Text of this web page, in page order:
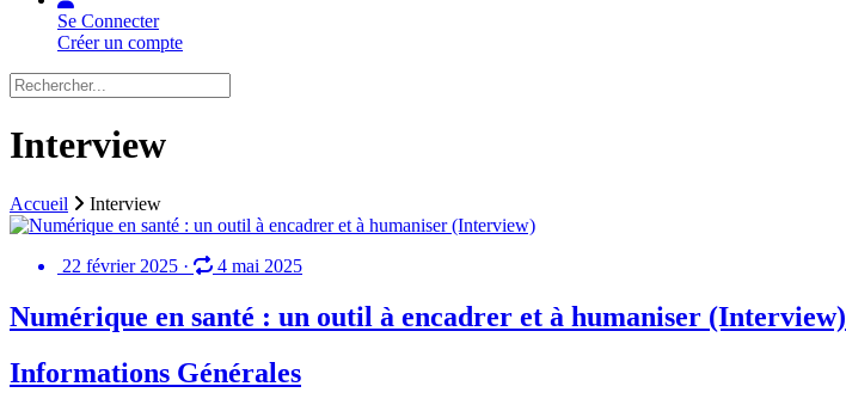
Se Connecter
Créer un compte
Interview
Accueil Interview
22 février 2025 · 4 mai 2025
Numérique en santé : un outil à encadrer et à humaniser (Interview)
Informations Générales